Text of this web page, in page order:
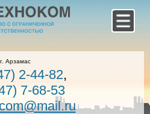
г. Арзамас
2-44-82,
7-68-53